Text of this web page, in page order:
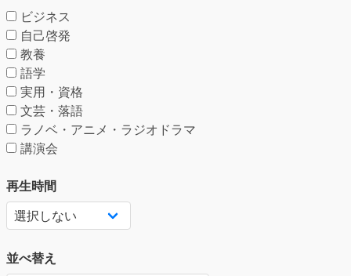
ビジネス
自己啓発
教養
語学
実用・資格
文芸・落語
ラノベ・アニメ・ラジオドラマ
講演会
再生時間
並べ替え